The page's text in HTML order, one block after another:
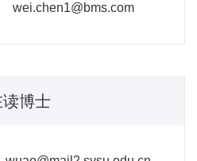
wei.chen1@bms.com
读博士